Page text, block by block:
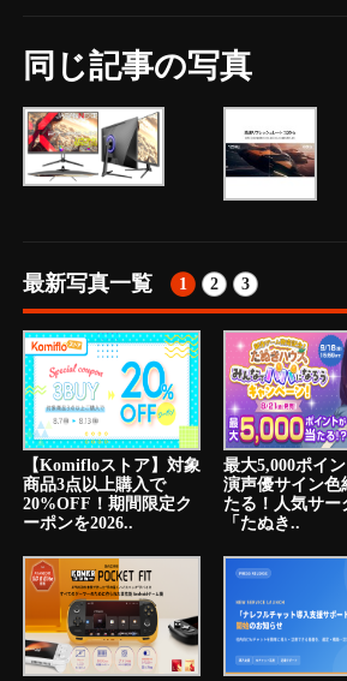
同じ記事の写真
最新写真一覧 1 2 3
【Komifloストア】対象
商品3点以上購入で
20%OFF！期間限定ク
ーポンを2026..
最大5,000ポイ
演声優サイン色
たる！人気サー
「たぬき..